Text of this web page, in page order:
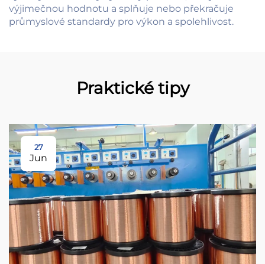
výjimečnou hodnotu a splňuje nebo překračuje
průmyslové standardy pro výkon a spolehlivost.
Praktické tipy
27
Jun